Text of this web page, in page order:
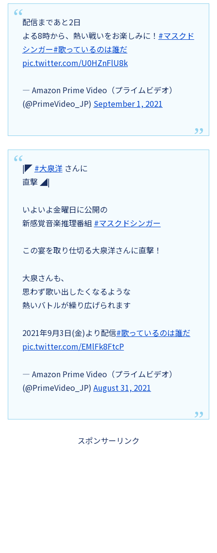
配信まであと2日
よる8時から、熱い戦いをお楽しみに！ #マスクド
シンガー#歌っているのは誰だ
pic.twitter.com/U0HZnFlU8k
— Amazon Prime Video（プライムビデオ）
(@PrimeVideo_JP) September 1, 2021
|◤ #大泉洋さんに
直撃 ◢|
いよいよ金曜日に公開の
新感覚音楽推理番組 #マスクドシンガー
この宴を取り仕切る大泉洋さんに直撃！
大泉さんも､
思わず歌い出したくなるような
熱いバトルが繰り広げられます
2021年9月3日(金)より配信#歌っているのは誰だ
pic.twitter.com/EMlFk8FtcP
— Amazon Prime Video（プライムビデオ）
(@PrimeVideo_JP) August 31, 2021
スポンサーリンク